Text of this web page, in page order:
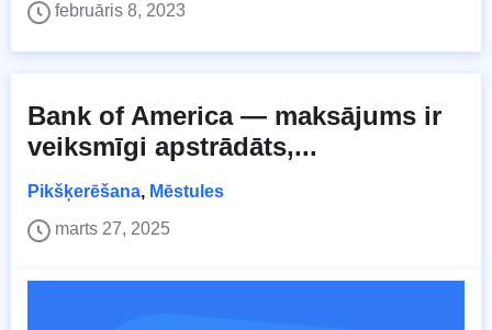
februāris 8, 2023
Bank of America — maksājums ir
veiksmīgi apstrādāts,...
Pikšķerēšana, Mēstules
marts 27, 2025